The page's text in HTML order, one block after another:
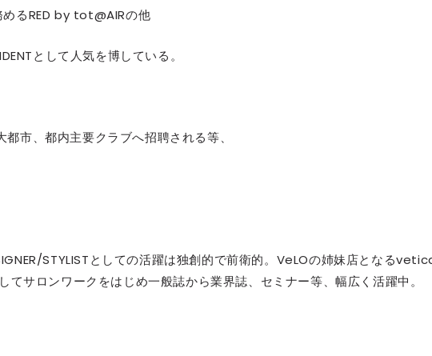
めるRED by tot@AIRの他
として人気を博している。
市、都内主要クラブへ招聘される等、
STYLISTとしての活躍は独創的で前衛的。VeLOの姉妹店となる
てサロンワークをはじめ一般誌から業界誌、セミナー等、幅広く活躍中。